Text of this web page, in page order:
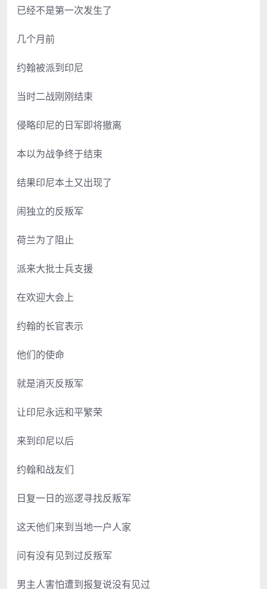
已经不是第一次发生了
几个月前
约翰被派到印尼
当时二战刚刚结束
侵略印尼的日军即将撤离
本以为战争终于结束
结果印尼本土又出现了
闹独立的反叛军
荷兰为了阻止
派来大批士兵支援
在欢迎大会上
约翰的长官表示
他们的使命
就是消灭反叛军
让印尼永远和平繁荣
来到印尼以后
约翰和战友们
日复一日的巡逻寻找反叛军
这天他们来到当地一户人家
问有没有见到过反叛军
男主人害怕遭到报复说没有见过